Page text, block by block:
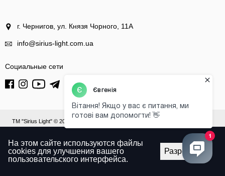
г. Чернигов, ул. Князя Чорного, 11А
info@sirius-light.com.ua
Социальные сети
ТМ "Sirius Light" © 2004 - 2026
На этом сайте используются файлы
cookies для улучшения вашего
пользовательского интерфейса.
Разрешить